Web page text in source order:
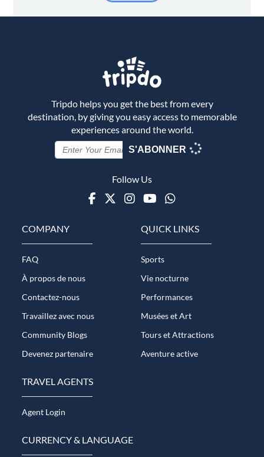
Tripdo helps you get the best from every
destination, by giving you easy access to memorable
experiences around the world.
S'ABONNER
Follow Us
Facebook
TwitterInstagram
Youtube
WhatsApp
COMPANY
FAQ
À propos de nous
Contactez-nous
Travaillez avec nous
Community Blogs
Devenez partenaire
QUICK LINKS
Sports
Vie nocturne
Performances
Musées et Art
Tours et Attractions
Aventure active
TRAVEL AGENTS
Agent Login
CURRENCY & LANGUAGE